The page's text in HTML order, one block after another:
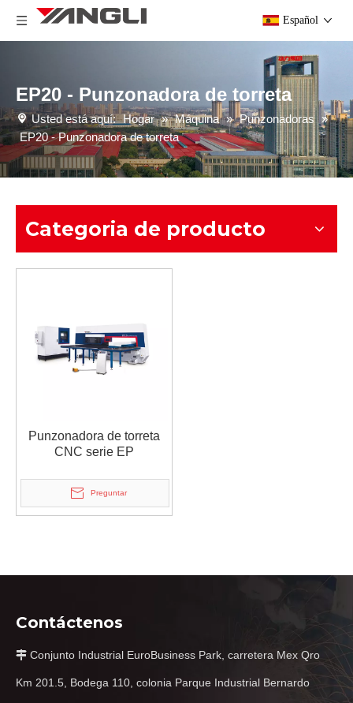
Español
EP20 - Punzonadora de torreta
Usted está aquí: Hogar » Máquina » Punzonadoras »
EP20 - Punzonadora de torreta
Categoria de producto
Punzonadora de torreta
CNC serie EP
Preguntar
Contáctenos
 Conjunto Industrial EuroBusiness Park, carretera Mex Qro
Km 201.5, Bodega 110, colonia Parque Industrial Bernardo